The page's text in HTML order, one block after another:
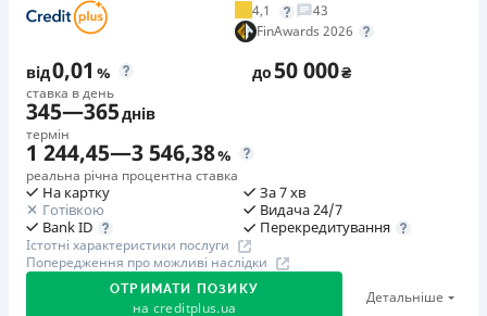
Коли друг реєструється та отримує перший кредит
(від 1000 грн), клієнт автоматично отримує 400 грн
кешбеку. Акція триває до 10.12.2026
🥉 Бронза FinAwards 2026
Бронзовий призер FinAwards 2026 «Найкраща програма
лояльності»
Перший займ
вiд 0,01%/день до 30 000 ₴
Повторний займ
вiд 0,95%/день до 50 000 ₴
Додаткова комісія за дострокове погашення
4,1
43
FinAwards 2026
від0,01 %
ставка в день
до50 000₴
345—365днів
термін
1 244,45—3 546,38%
реальна річна процентна ставка
На картку
Готівкою
Bank ID
За 7 хв
Видача 24/7
Перекредитування
Істотні характеристики послуги
Попередження про можливі наслідки
ОТРИМАТИ ПОЗИКУ
на creditplus.ua
Детальніше